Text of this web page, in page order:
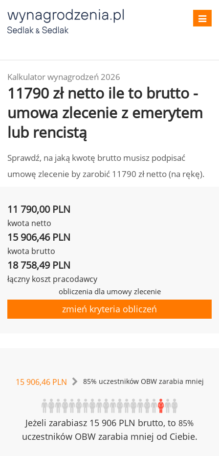
Kalkulator wynagrodzeń 2026
11790 zł netto ile to brutto -
umowa zlecenie z emerytem
lub rencistą
Sprawdź, na jaką kwotę brutto musisz podpisać
umowę zlecenie by zarobić 11790 zł netto (na rękę).
11 790,00 PLN
kwota netto
15 906,46 PLN
kwota brutto
18 758,49 PLN
łączny koszt pracodawcy
obliczenia dla umowy zlecenie
zmień kryteria obliczeń
15 906,46 PLN 85% uczestników OBW zarabia mniej
Jeżeli zarabiasz 15 906 PLN brutto, to 85%
uczestników OBW zarabia mniej od Ciebie.